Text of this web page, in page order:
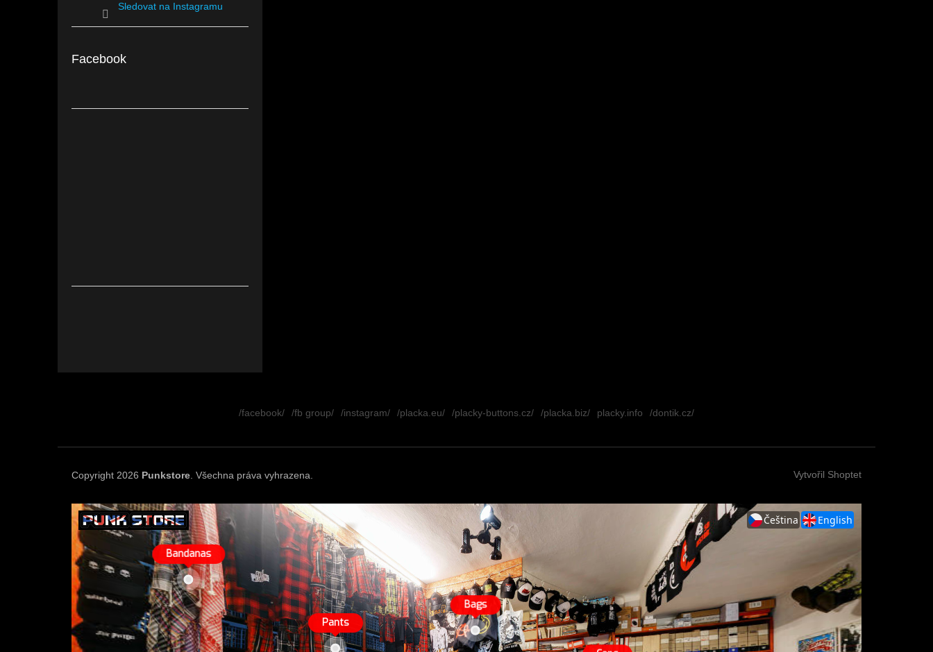
Sledovat na Instagramu
Facebook
/facebook/ /fb group/ /instagram/ /placka.eu/ /placky-buttons.cz/ /placka.biz/ placky.info /dontik.cz/
Vytvořil Shoptet
Copyright 2026 Punkstore . Všechna práva vyhrazena.